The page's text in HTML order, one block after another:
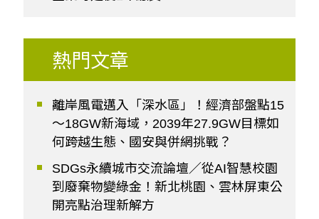
熱門文章
離岸風電邁入「深水區」！經濟部盤點15
～18GW新海域，2039年27.9GW目標如
何跨越生態、國安與併網挑戰？
SDGs永續城市交流論壇／從AI智慧校園
到廢棄物變綠金！新北桃園、雲林屏東公
開亮點治理新解方